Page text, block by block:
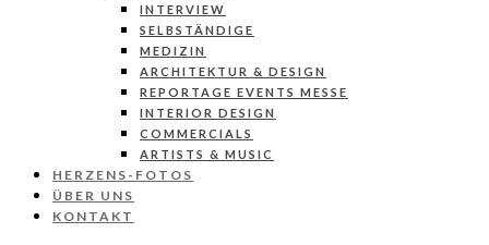
INTERVIEW
SELBSTÄNDIGE
MEDIZIN
ARCHITEKTUR & DESIGN
REPORTAGE EVENTS MESSE
INTERIOR DESIGN
COMMERCIALS
ARTISTS & MUSIC
HERZENS-FOTOS
ÜBER UNS
KONTAKT